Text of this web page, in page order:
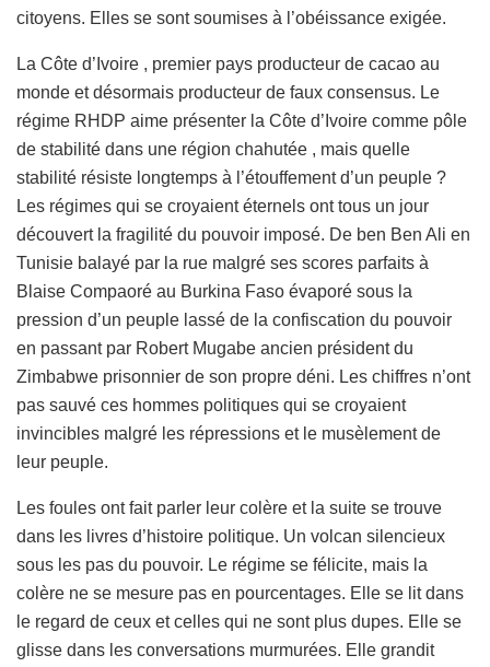
citoyens. Elles se sont soumises à l’obéissance exigée.
La Côte d’Ivoire , premier pays producteur de cacao au
monde et désormais producteur de faux consensus. Le
régime RHDP aime présenter la Côte d’Ivoire comme pôle
de stabilité dans une région chahutée , mais quelle
stabilité résiste longtemps à l’étouffement d’un peuple ?
Les régimes qui se croyaient éternels ont tous un jour
découvert la fragilité du pouvoir imposé. De ben Ben Ali en
Tunisie balayé par la rue malgré ses scores parfaits à
Blaise Compaoré au Burkina Faso évaporé sous la
pression d’un peuple lassé de la confiscation du pouvoir
en passant par Robert Mugabe ancien président du
Zimbabwe prisonnier de son propre déni. Les chiffres n’ont
pas sauvé ces hommes politiques qui se croyaient
invincibles malgré les répressions et le musèlement de
leur peuple.
Les foules ont fait parler leur colère et la suite se trouve
dans les livres d’histoire politique. Un volcan silencieux
sous les pas du pouvoir. Le régime se félicite, mais la
colère ne se mesure pas en pourcentages. Elle se lit dans
le regard de ceux et celles qui ne sont plus dupes. Elle se
glisse dans les conversations murmurées. Elle grandit